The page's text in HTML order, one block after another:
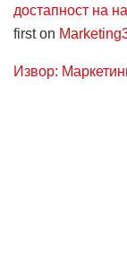
достапност на
first on
Извор: